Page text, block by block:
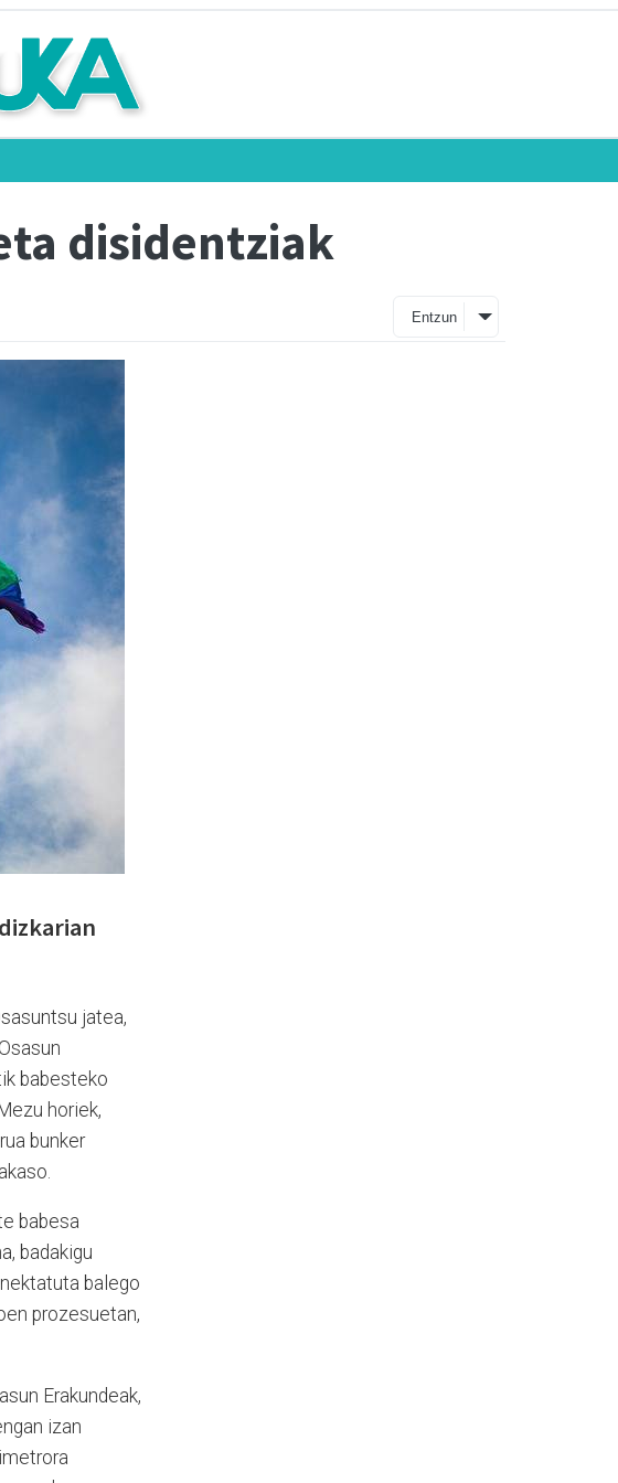
disidentziak
Entzun
jatea,
babesteko
horiek,
bunker
babesa
badakigu
balego
prozesuetan,
Erakundeak,
izan